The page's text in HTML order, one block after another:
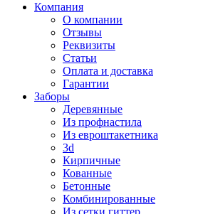
Компания
О компании
Отзывы
Реквизиты
Статьи
Оплата и доставка
Гарантии
Заборы
Деревянные
Из профнастила
Из евроштакетника
3d
Кирпичные
Кованные
Бетонные
Комбинированные
Из сетки гиттер